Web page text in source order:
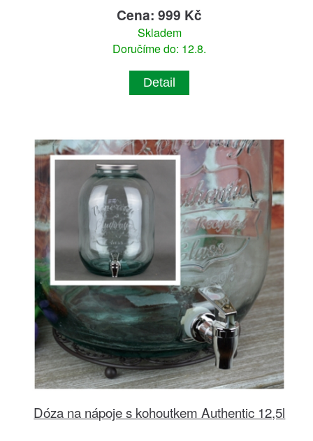
Cena: 999 Kč
Skladem
Doručíme do: 12.8.
Detail
Dóza na nápoje s kohoutkem Authentic 12,5l